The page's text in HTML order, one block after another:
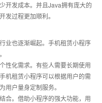
开发成本。并且Java拥有庞大的
发过程更加顺利。
业也逐渐崛起。手机租赁小程序
性化需求。有些人需要长期使用
机租赁小程序可以根据用户的需
用户量身定制服务。
合。借助小程序的强大功能，用